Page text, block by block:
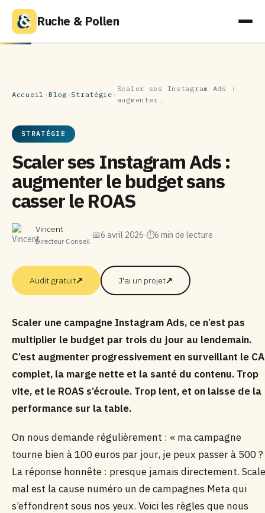
Ruche & Pollen
Accueil › Blog ›Stratégie ›
Scaler ses Instagram Ads :
augmenter…
STRATÉGIE
Scaler ses Instagram Ads :
augmenter le budget sans
casser le ROAS
Vincent
Directeur Conseil
📅6 avril 2026 ⏱6 min de lecture
Audit gratuit↗ J'ai un projet↗
Scaler une campagne Instagram Ads, ce n’est pas
multiplier le budget par trois du jour au lendemain.
C’est augmenter progressivement en surveillant le
complet, la marge nette et la santé du contenu. Trop
vite, et le ROAS s’écroule. Trop lent, et on laisse de la
performance sur la table.
On nous demande régulièrement : « ma campagne
tourne bien à 100 euros par jour, je peux passer à 500 ?
La réponse honnête : presque jamais directement.
mal est la cause numéro un de campagnes Meta qui
s’effondrent sous nos yeux. Voici les règles que nous